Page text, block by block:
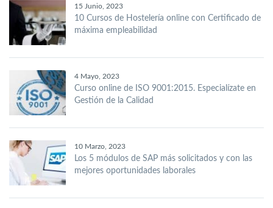
15 Junio, 2023
10 Cursos de Hostelería online con Certificado de
máxima empleabilidad
4 Mayo, 2023
Curso online de ISO 9001:2015. Especialízate en
Gestión de la Calidad
10 Marzo, 2023
Los 5 módulos de SAP más solicitados y con las
mejores oportunidades laborales